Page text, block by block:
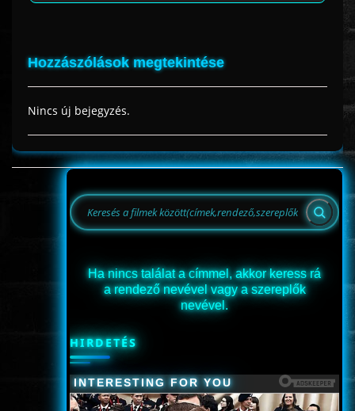
Hozzászólások megtekintése
Nincs új bejegyzés.
Ha nincs találat a címmel, akkor keress rá
a rendező nevével vagy a szereplők
nevével.
HIRDETÉS